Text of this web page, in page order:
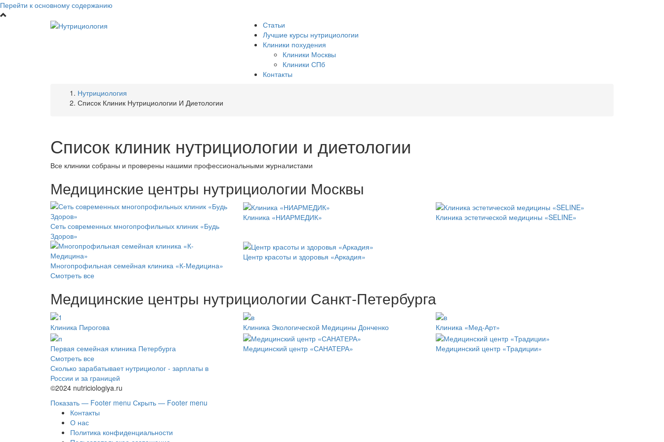
Перейти к основному содержанию
Статьи
Лучшие курсы нутрициологии
Клиники похудения
Клиники Москвы
Клиники СПб
Контакты
Нутрициология
Список Клиник Нутрициологии И Диетологии
Список клиник нутрициологии и диетологии
Все клиники собраны и проверены нашими профессиональными журналистами
Медицинские центры нутрициологии Москвы
Сеть современных многопрофильных клиник «Будь
Здоров»
Клиника «НИАРМЕДИК» Клиника эстетической медицины «SELINE»
Многопрофильная семейная клиника «К-Медицина»
Центр красоты и здоровья «Аркадия»
Смотреть все
Медицинские центры нутрициологии Санкт-Петербурга
Клиника Пирогова Клиника Экологической Медицины Донченко Клиника «Мед-Арт»
Первая семейная клиника Петербурга Медицинский центр «САНАТЕРА»
Медицинский центр «Традиции»
Смотреть все
Сколько зарабатывает нутрициолог - зарплаты в
России и за границей
©2024 nutriciologiya.ru
Показать — Footer menu Скрыть — Footer menu
Контакты
О нас
Политика конфиденциальности